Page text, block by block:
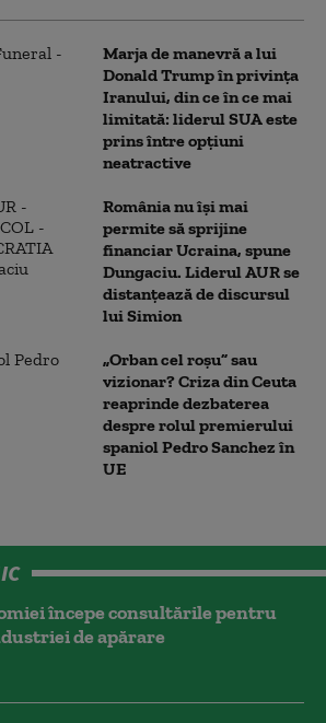
Marja de manevră a lui
Donald Trump în privința
Iranului, din ce în ce mai
limitată: liderul SUA este
prins între opțiuni
neatractive
România nu își mai
permite să sprijine
financiar Ucraina, spune
Dungaciu. Liderul AUR se
distanțează de discursul
lui Simion
„Orban cel roșu” sau
vizionar? Criza din Ceuta
reaprinde dezbaterea
despre rolul premierului
spaniol Pedro Sanchez în
UE
începe consultările pentru
de apărare